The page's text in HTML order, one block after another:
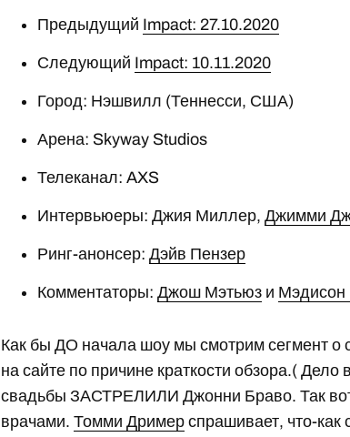
Предыдущий Impact: 27.10.2020
Следующий Impact: 10.11.2020
Город: Нэшвилл (Теннесси, США)
Арена: Skyway Studios
Телеканал: AXS
Интервьюеры: Джия Миллер,Джимми
Ринг-анонсер:Дэйв Пензер
Комментаторы:Джош Мэтьюз и Мэдисон
Как бы ДО начала шоу мы смотрим сегмент о
на сайте по причине краткости обзора.(
свадьбы ЗАСТРЕЛИЛИ Джонни Браво. Так
врачами.Томми Дример спрашивает, что-как